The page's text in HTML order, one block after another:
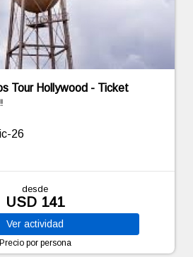
Tour Hollywood - Ticket
26
desde
USD 141
Ver actividad
Precio por persona